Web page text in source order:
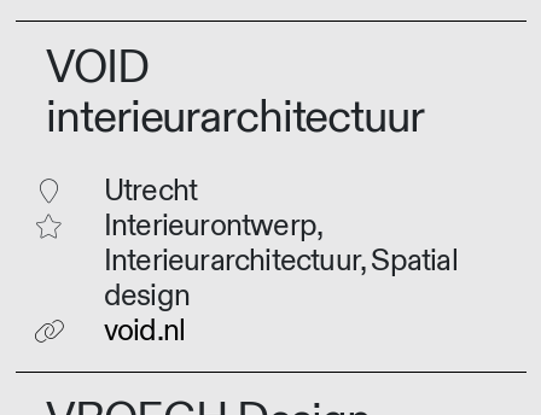
VOID
interieurarchitectuur
Utrecht
Interieurontwerp,
Interieurarchitectuur, Spatial
design
void.nl